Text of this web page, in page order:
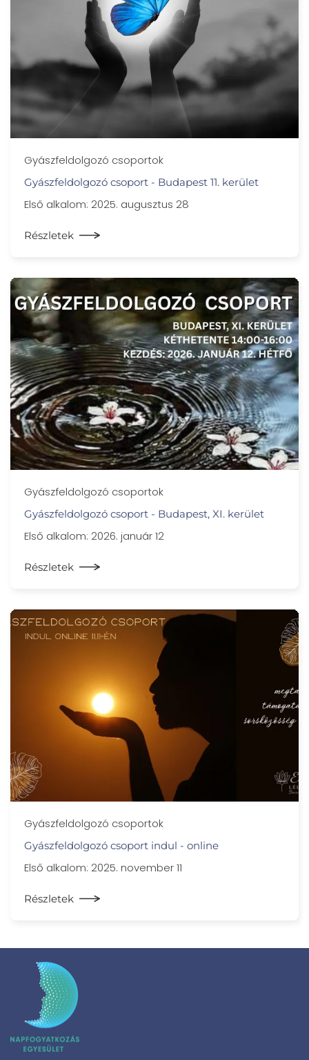
Gyászfeldolgozó csoportok
Gyászfeldolgozó csoport - Budapest 11. kerület
Első alkalom: 2025. augusztus 28
Részletek
Gyászfeldolgozó csoportok
Gyászfeldolgozó csoport - Budapest, XI. kerület
Első alkalom: 2026. január 12
Részletek
Gyászfeldolgozó csoportok
Gyászfeldolgozó csoport indul - online
Első alkalom: 2025. november 11
Részletek